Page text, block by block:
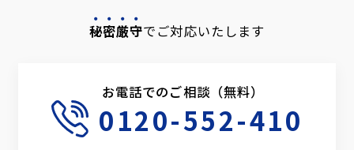
秘密厳守でご対応いたします
お電話でのご相談（無料）
0120-552-410